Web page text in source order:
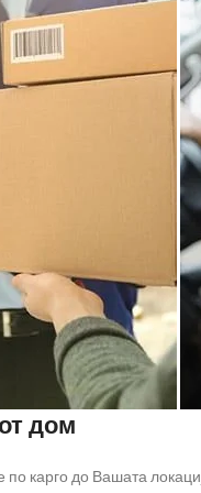
дом
карго до Вашата